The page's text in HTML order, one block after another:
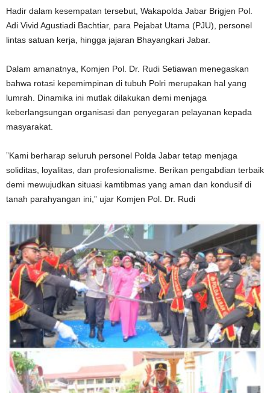
​Hadir dalam kesempatan tersebut, Wakapolda Jabar Brigjen Pol.
Adi Vivid Agustiadi Bachtiar, para Pejabat Utama (PJU), personel
lintas satuan kerja, hingga jajaran Bhayangkari Jabar.
​Dalam amanatnya, Komjen Pol. Dr. Rudi Setiawan menegaskan
bahwa rotasi kepemimpinan di tubuh Polri merupakan hal yang
lumrah. Dinamika ini mutlak dilakukan demi menjaga
keberlangsungan organisasi dan penyegaran pelayanan kepada
masyarakat.
​”Kami berharap seluruh personel Polda Jabar tetap menjaga
soliditas, loyalitas, dan profesionalisme. Berikan pengabdian terbaik
demi mewujudkan situasi kamtibmas yang aman dan kondusif di
tanah parahyangan ini,” ujar Komjen Pol. Dr. Rudi